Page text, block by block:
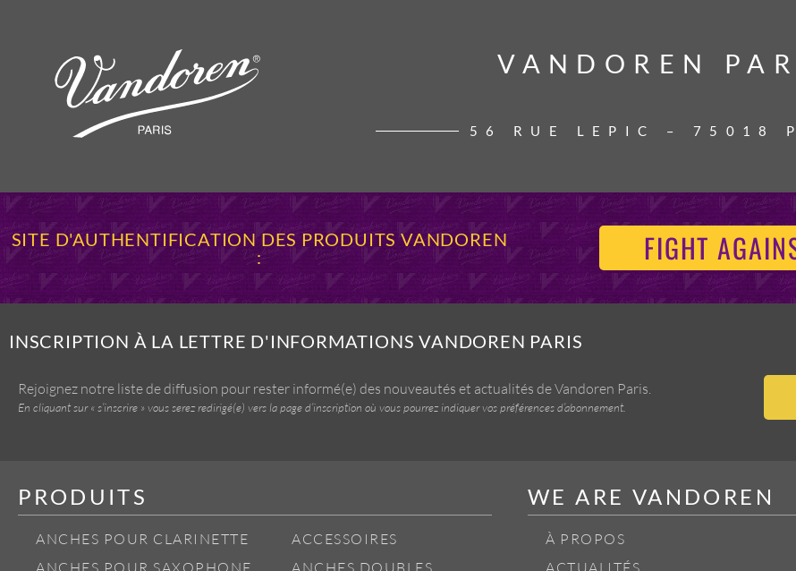
VANDOREN
VANDOREN
56 RUE LEPIC – 75018
SITE D'AUTHENTIFICATION DES PRODUITS VANDOREN
:
FIGHT
INSCRIPTION À LA LETTRE D'INFORMATIONS VANDOREN PARIS
Rejoignez notre liste de diffusion pour rester informé(e) des nouveautés et actualités de Vandoren Paris.
En cliquant sur « s’inscrire » vous serez redirigé(e) vers la page d’inscription où vous pourrez indiquer vos préférences d’abonnement.
PRODUITS
ANCHES POUR CLARINETTE
ACCESSOIRES
WE ARE VANDOREN
À PROPOS